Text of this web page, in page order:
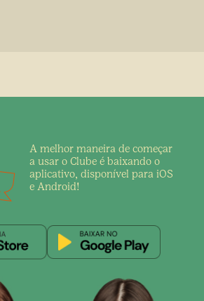
A melhor maneira de começar
a usar o Clube é baixando o
aplicativo, disponível para iOS
e Android!